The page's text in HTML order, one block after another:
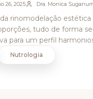
26, 2025 Dra. Monica
da rinomodelação
tudo de forma
para um perfil
Nutrologia